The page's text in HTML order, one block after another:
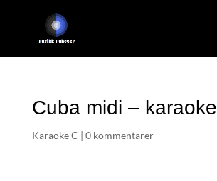
Cuba midi – karaoke
Karaoke C | 0 kommentarer